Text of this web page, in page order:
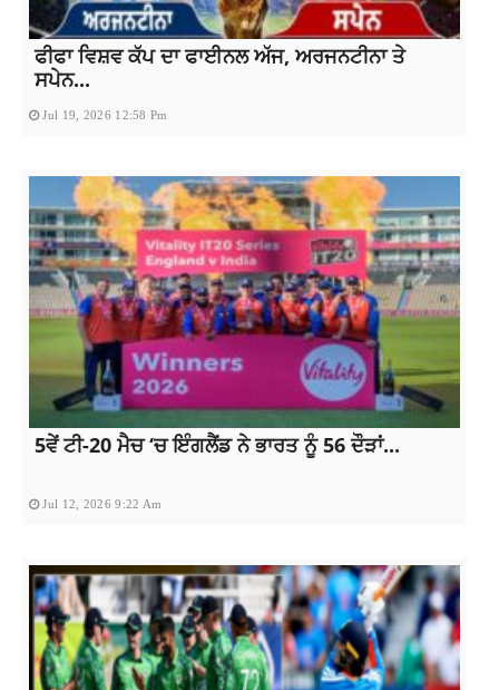
ਫੀਫਾ ਵਿਸ਼ਵ ਕੱਪ ਦਾ ਫਾਈਨਲ ਅੱਜ, ਅਰਜਨਟੀਨਾ ਤੇ
ਸਪੇਨ...
Jul 19, 2026 12:58 Pm
5ਵੇਂ ਟੀ-20 ਮੈਚ ‘ਚ ਇੰਗਲੈਂਡ ਨੇ ਭਾਰਤ ਨੂੰ 56 ਦੌੜਾਂ...
Jul 12, 2026 9:22 Am